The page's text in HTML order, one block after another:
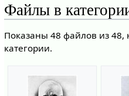
Файлы в
Показаны 48 файлов из 48,
категории.